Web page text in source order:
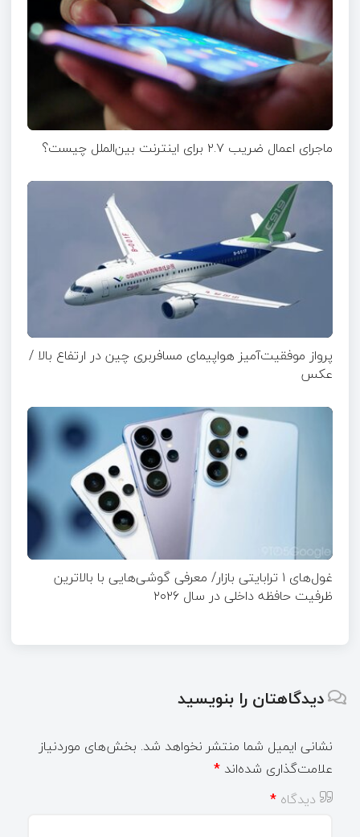
ماجرای اعمال ضریب ۲.۷ برای اینترنت بین‌الملل چیست؟
پرواز موفقیت‌آمیز هواپیمای مسافربری چین در ارتفاع بالا /
عکس
غول‌های ۱ ترابایتی بازار/ معرفی گوشی‌هایی با بالاترین
ظرفیت حافظه داخلی در سال ۲۰۲۶
دیدگاهتان را بنویسید
نشانی ایمیل شما منتشر نخواهد شد. بخش‌های موردنیاز
علامت‌گذاری شده‌اند *
دیدگاه *